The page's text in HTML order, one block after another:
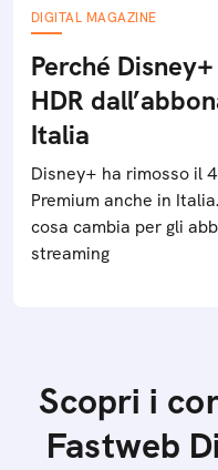
DIGITAL MAGAZINE
Perché
HDR
Italia
Disney+ ha rimosso il
Premium anche in
cosa cambia per gli
streaming
Scopri i
Fastweb